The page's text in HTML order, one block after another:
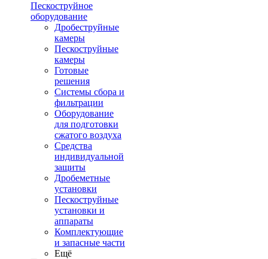
Пескоструйное
оборудование
Дробеструйные
камеры
Пескоструйные
камеры
Готовые
решения
Системы сбора и
фильтрации
Оборудование
для подготовки
сжатого воздуха
Средства
индивидуальной
защиты
Дробеметные
установки
Пескоструйные
установки и
аппараты
Комплектующие
и запасные части
Ещё